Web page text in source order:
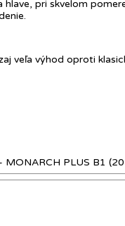
pri skvelom
veľa výhod oproti